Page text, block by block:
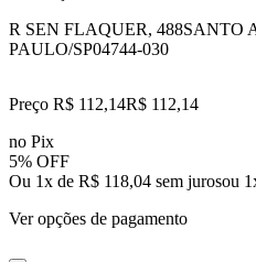
R SEN FLAQUER, 488SANTO
PAULO/SP04744-030
Preço R$ 112,14R$ 112,14
no Pix
5% OFF
Ou 1x de R$ 118,04 sem jurosou 1
Ver opções de pagamento